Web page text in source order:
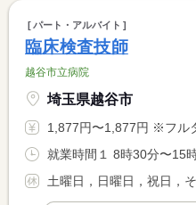
パート・アルバイト
臨床検査技師
越谷市立病院
埼玉県越谷市
1,877円〜1,877円 ※フルタイム求人の場合は月額（
就業時間１ 8時30分〜15
土曜日，日曜日，祝日，